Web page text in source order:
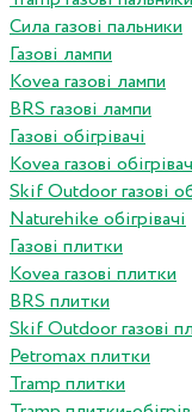
Сила газові пальники
Газові лампи
Kovea газові лампи
BRS газові лампи
Газові обігрівачі
Kovea газові
Skif Outdoor газові
Naturehike обігрівачі
Газові плитки
Kovea газові плитки
BRS плитки
Skif Outdoor газові
Petromax плитки
Tramp плитки